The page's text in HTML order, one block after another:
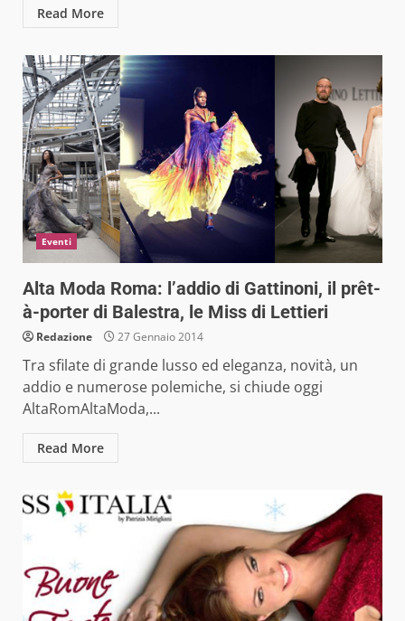
Read More
Eventi
Alta Moda Roma: l’addio di Gattinoni, il prêt-
à-porter di Balestra, le Miss di Lettieri
Redazione 27 Gennaio 2014
Tra sfilate di grande lusso ed eleganza, novità, un
addio e numerose polemiche, si chiude oggi
AltaRomAltaModa,...
Read More